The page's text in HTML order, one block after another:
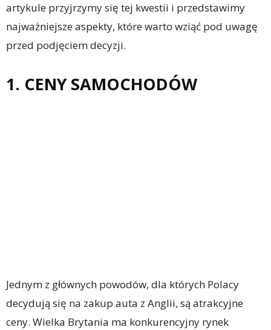
artykule przyjrzymy się tej kwestii i przedstawimy
najważniejsze aspekty, które warto wziąć pod uwagę
przed podjęciem decyzji.
1. CENY SAMOCHODÓW
Jednym z głównych powodów, dla których Polacy
decydują się na zakup auta z Anglii, są atrakcyjne
ceny. Wielka Brytania ma konkurencyjny rynek